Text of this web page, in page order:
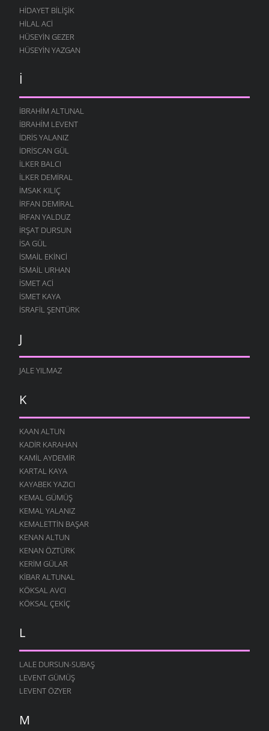
HIDAYET BILIŞIK
HILAL ACI
HÜSEYIN GEZER
HÜSEYIN YAZGAN
İ
İBRAHIM ALTUNAL
İBRAHIM LEVENT
İDRIS YALANIZ
IDRISCAN GÜL
İLKER BALCI
İLKER DEMIRAL
İMSAK KILIÇ
İRFAN DEMIRAL
İRFAN YALDUZ
İRŞAT DURSUN
ISA GÜL
ISMAIL EKINCI
İSMAIL URHAN
İSMET ACI
ISMET KAYA
İSRAFIL ŞENTÜRK
J
JALE YILMAZ
K
KAAN ALTUN
KADIR KARAHAN
KAMIL AYDEMIR
KARTAL KAYA
KAYABEK YAZICI
KEMAL GÜMÜŞ
KEMAL YALANIZ
KEMALETTIN BAŞAR
KENAN ALTUN
KENAN ÖZTÜRK
KERIM GÜLAR
KIBAR ALTUNAL
KÖKSAL AVCI
KÖKSAL ÇEKIÇ
L
LALE DURSUN-SUBAŞ
LEVENT GÜMÜŞ
LEVENT ÖZYER
M